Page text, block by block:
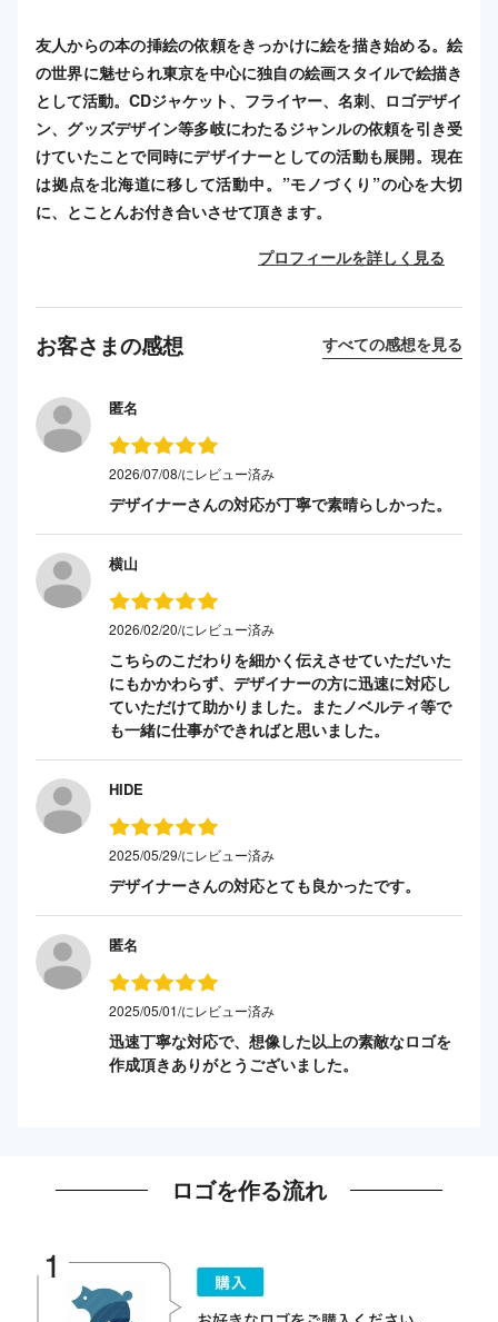
友人からの本の挿絵の依頼をきっかけに絵を描き始める。絵
の世界に魅せられ東京を中心に独自の絵画スタイルで絵描き
として活動。CDジャケット、フライヤー、名刺、ロゴデザイ
ン、グッズデザイン等多岐にわたるジャンルの依頼を引き受
けていたことで同時にデザイナーとしての活動も展開。現在
は拠点を北海道に移して活動中。”モノづくり”の心を大切
に、とことんお付き合いさせて頂きます。
プロフィールを詳しく見る
お客さまの感想 すべての感想を見る
匿名
2026/07/08/にレビュー済み
デザイナーさんの対応が丁寧で素晴らしかった。
横山
2026/02/20/にレビュー済み
こちらのこだわりを細かく伝えさせていただいた
にもかかわらず、デザイナーの方に迅速に対応し
ていただけて助かりました。またノベルティ等で
も一緒に仕事ができればと思いました。
HIDE
2025/05/29/にレビュー済み
デザイナーさんの対応とても良かったです。
匿名
2025/05/01/にレビュー済み
迅速丁寧な対応で、想像した以上の素敵なロゴを
作成頂きありがとうございました。
ロゴを作る流れ